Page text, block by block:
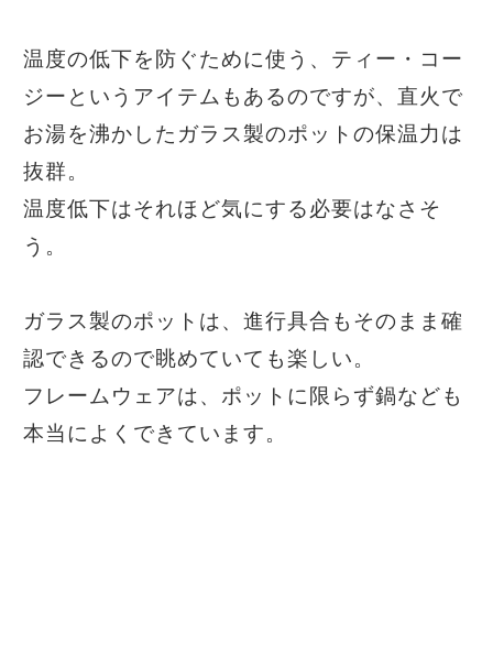
温度の低下を防ぐために使う、ティー・コー
ジーというアイテムもあるのですが、直火で
お湯を沸かしたガラス製のポットの保温力は
抜群。
温度低下はそれほど気にする必要はなさそ
う。
ガラス製のポットは、進行具合もそのまま確
認できるので眺めていても楽しい。
フレームウェアは、ポットに限らず鍋なども
本当によくできています。